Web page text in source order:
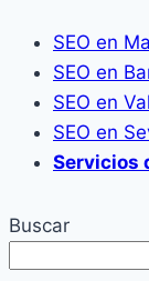
SEO en
SEO en
SEO en
SEO en
Servicios
Buscar